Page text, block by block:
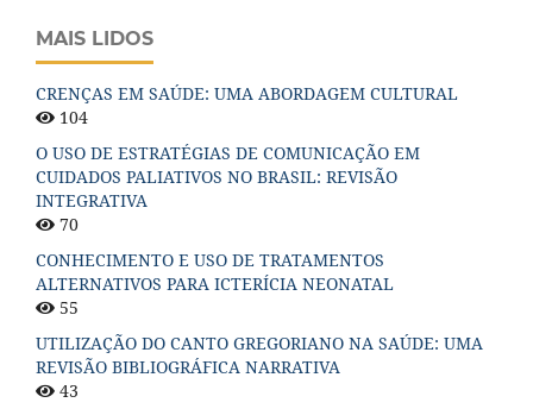
MAIS LIDOS
CRENÇAS EM SAÚDE: UMA ABORDAGEM CULTURAL
104
O USO DE ESTRATÉGIAS DE COMUNICAÇÃO EM
CUIDADOS PALIATIVOS NO BRASIL: REVISÃO
INTEGRATIVA
70
CONHECIMENTO E USO DE TRATAMENTOS
ALTERNATIVOS PARA ICTERÍCIA NEONATAL
55
UTILIZAÇÃO DO CANTO GREGORIANO NA SAÚDE: UMA
REVISÃO BIBLIOGRÁFICA NARRATIVA
43